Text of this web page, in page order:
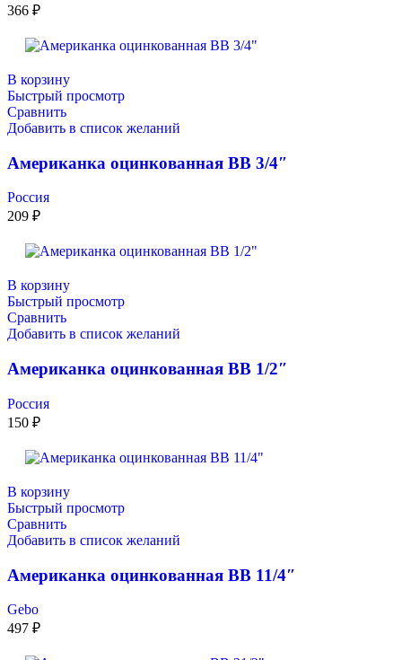
366 ₽
В корзину
Быстрый просмотр
Сравнить
Добавить в список желаний
Американка оцинкованная ВВ 3/4″
Россия
209 ₽
В корзину
Быстрый просмотр
Сравнить
Добавить в список желаний
Американка оцинкованная ВВ 1/2″
Россия
150 ₽
В корзину
Быстрый просмотр
Сравнить
Добавить в список желаний
Американка оцинкованная ВВ 11/4″
Gebo
497 ₽